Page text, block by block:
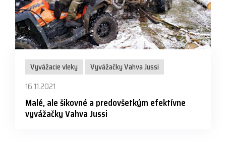
Vyvážacie vleky
Vyvážačky Vahva Jussi
16.11.2021
Malé, ale šikovné a predovšetkým efektívne
vyvážačky Vahva Jussi